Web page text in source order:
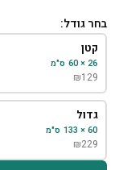
בחר גודל:
קטן
26 × 60 ס"מ
₪129
גדול
60 × 133 ס"מ
₪229